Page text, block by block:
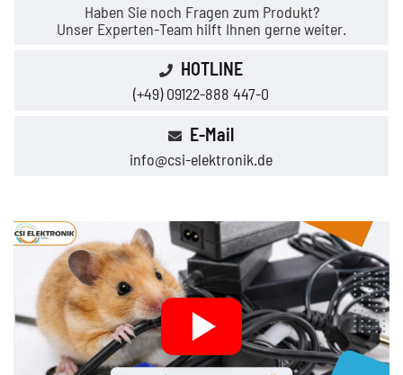
Haben Sie noch Fragen zum Produkt?
Unser Experten-Team hilft Ihnen gerne weiter.
HOTLINE
(+49) 09122-888 447-0
E-Mail
info@csi-elektronik.de